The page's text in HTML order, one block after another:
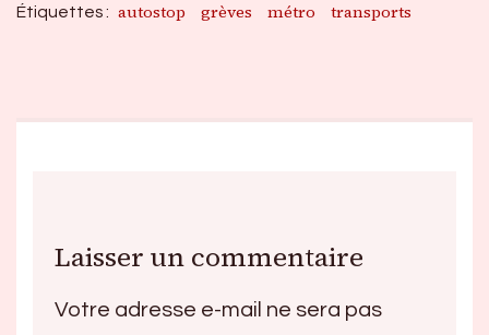
Étiquettes : autostop grèves métro transports
Laisser un commentaire
Votre adresse e-mail ne sera pas